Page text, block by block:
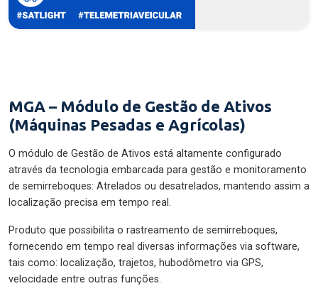
MGA – Módulo de Gestão de Ativos
(Máquinas Pesadas e Agrícolas)
O módulo de Gestão de Ativos está altamente configurado
através da tecnologia embarcada para gestão e monitoramento
de semirreboques: Atrelados ou desatrelados, mantendo assim a
localização precisa em tempo real.
Produto que possibilita o rastreamento de semirreboques,
fornecendo em tempo real diversas informações via software,
tais como: localização, trajetos, hubodômetro via GPS,
velocidade entre outras funções.